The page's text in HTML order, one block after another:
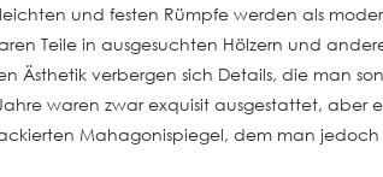
und festen Rümpfe werden als
Teile in ausgesuchten Hölzern und
Ästhetik verbergen sich Details, die man
waren zwar exquisit ausgestattet, aber
Mahagonispiegel, dem man